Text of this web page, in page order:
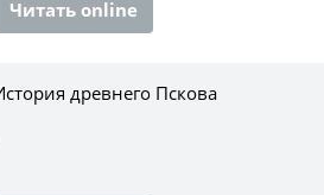
Читать online
древнего Пскова